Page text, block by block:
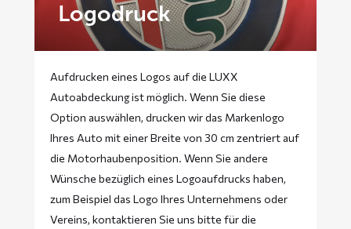
Logodruck
Aufdrucken eines Logos auf die LUXX
Autoabdeckung ist möglich. Wenn Sie diese
Option auswählen, drucken wir das Markenlogo
Ihres Auto mit einer Breite von 30 cm zentriert auf
die Motorhaubenposition. Wenn Sie andere
Wünsche bezüglich eines Logoaufdrucks haben,
zum Beispiel das Logo Ihres Unternehmens oder
Vereins, kontaktieren Sie uns bitte für die